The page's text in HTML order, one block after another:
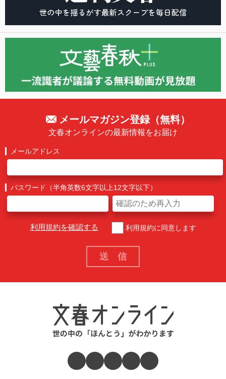
メールマガジン登録（無料）
文春オンラインの最新情報をお届け
メールアドレス
パスワード（半角英数6文字以上12文字以下）
利用規約を確認する 利用規約に同意します